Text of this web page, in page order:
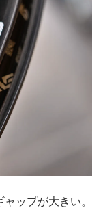
ップが大きい。